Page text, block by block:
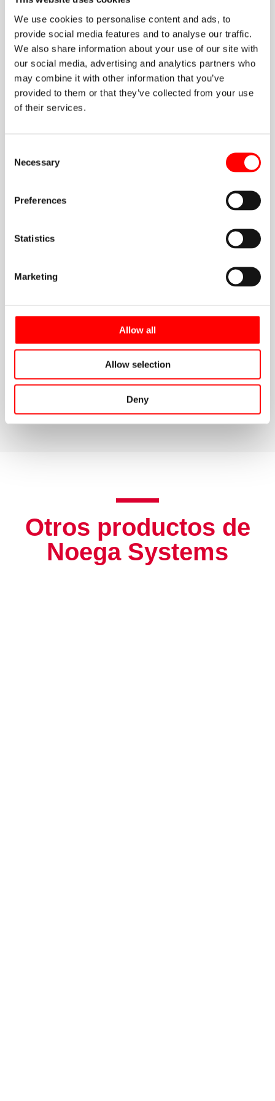
We use cookies to personalise content and ads, to
provide social media features and to analyse our traffic.
We also share information about your use of our site with
our social media, advertising and analytics partners who
may combine it with other information that you’ve
provided to them or that they’ve collected from your use
of their services.
Selection
Necessary
Preferences
Statistics
Marketing
Allow all
Allow selection
Deny
La capacidad de adaptación a mercancías de todo tamaño hace
que este sistema sea adecuado para cualquier tipo de negocio.
Comercio electrónico:Los almacenes automáticos
se utilizan para el almacenamiento y distribución de
Agricultura:
Los almacenes automáticos se utilizan
Logística y almacenamiento:
inventarios de manera eficiente.
Otros productos de
Noega Systems